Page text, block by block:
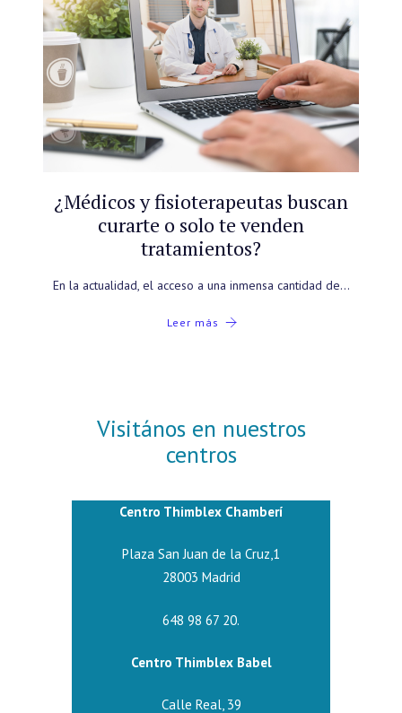
¿Médicos y fisioterapeutas buscan
curarte o solo te venden
tratamientos?
En la actualidad, el acceso a una inmensa cantidad de…
Leer más
Visitános en nuestros
centros
Centro Thimblex Chamberí
Plaza San Juan de la Cruz,1
28003 Madrid
648 98 67 20.
Centro Thimblex Babel
Calle Real, 39